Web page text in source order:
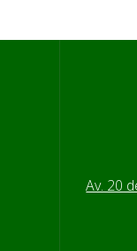
Av. 20